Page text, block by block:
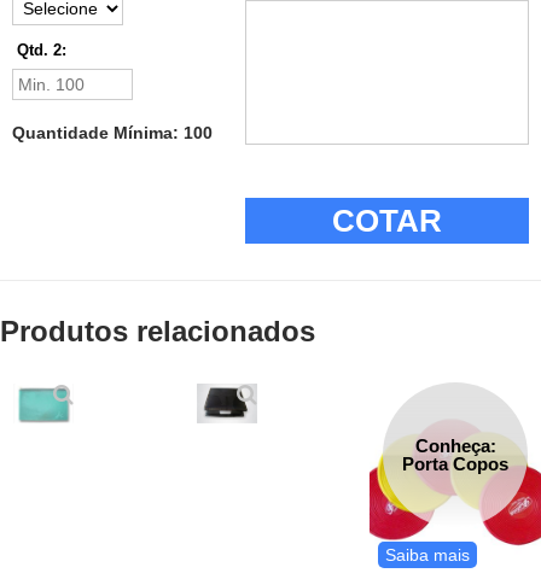
Qtd. 2:
Quantidade Mínima: 100
COTAR
Produtos relacionados
Conheça:
Porta Copos
Saiba mais